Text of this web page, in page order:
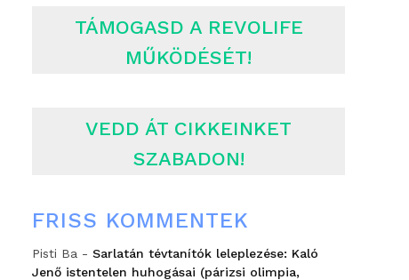
TÁMOGASD A REVOLIFE
MŰKÖDÉSÉT!
VEDD ÁT CIKKEINKET
SZABADON!
FRISS KOMMENTEK
Pisti Ba - Sarlatán tévtanítók leleplezése: Kaló
Jenő istentelen huhogásai (párizsi olimpia,